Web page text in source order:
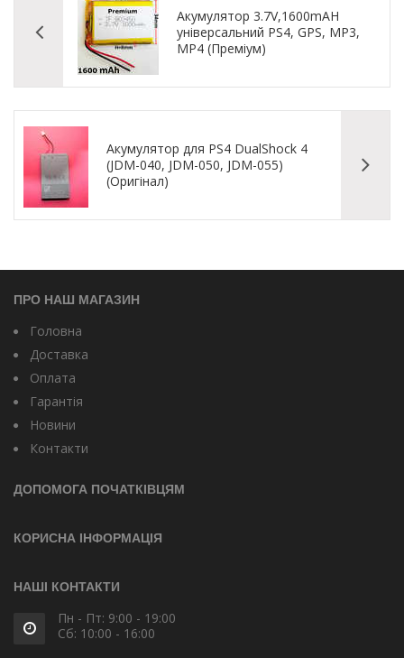
Акумулятор 3.7V,1600mAH
універсальний PS4, GPS, MP3,
MP4 (Преміум)
Акумулятор для PS4 DualShock 4
(JDM-040, JDM-050, JDM-055)
(Оригінал)
ПРО НАШ МАГАЗИН
Головна
Доставка
Оплата
Гарантія
Новини
Контакти
ДОПОМОГА ПОЧАТКІВЦЯМ
КОРИСНА ІНФОРМАЦІЯ
НАШІ КОНТАКТИ
Пн - Пт: 9:00 - 19:00
Сб: 10:00 - 16:00